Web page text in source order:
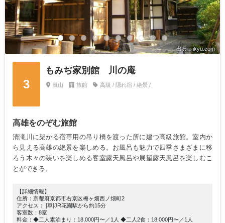
出典：ikyu.com
3
もみぢ家別館 川の庵
嵐山 旅館 高級 / 隠れ宿 / 絶景 /
高雄をのぞむ旅館
清滝川に架かる宿専用の吊り橋を渡った所に建つ高級旅館。室内か
ら見える高雄の絶景を楽しめる。お風呂も魅力で四季さまざまに移
ろう木々の装いを楽しめる客室露天風呂や展望露天風呂を楽しむこ
とができる。
【詳細情報】
住所：京都府京都市右京区梅ヶ畑西ノ畑町2
アクセス： [車]JR花園駅から約15分
客室数：8室
料金：◆二人素泊まり：18,000円〜／1人 ◆二人2食：18,000円〜／1人